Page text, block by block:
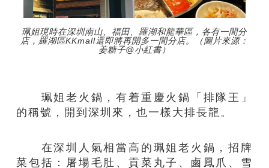
珮姐現時在深圳南山、福田、羅湖和龍華區，各有一間分
店，羅湖區KKmall還即將再開多一間分店。（圖片來源：
姜糖子@小紅書）
珮姐老火鍋，有着重慶火鍋「排隊王」
的稱號，開到深圳來，也一樣大排長龍。
在深圳人氣相當高的珮姐老火鍋，招牌
菜包括：屠場毛肚、貢菜丸子、鹵鳳爪、雪